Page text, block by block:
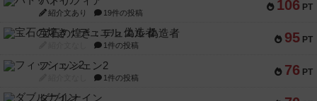
106 PT
紹介文あり 19件の投稿
95 PT
宝石の煌き：デュエル 偽造者
1件の投稿
76 PT
フィッシェン2
1件の投稿
ダブルナイン